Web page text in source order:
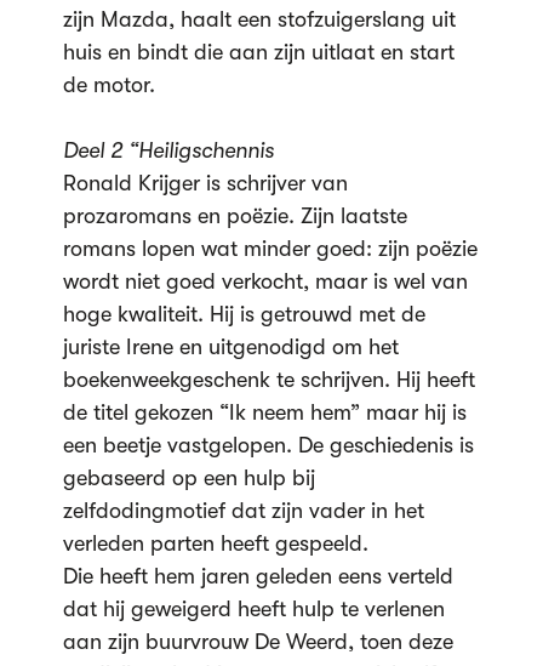
zijn Mazda, haalt een stofzuigerslang uit
huis en bindt die aan zijn uitlaat en start
de motor.
Deel 2 “Heiligschennis
Ronald Krijger is schrijver van
prozaromans en poëzie. Zijn laatste
romans lopen wat minder goed: zijn poëzie
wordt niet goed verkocht, maar is wel van
hoge kwaliteit. Hij is getrouwd met de
juriste Irene en uitgenodigd om het
boekenweekgeschenk te schrijven. Hij heeft
de titel gekozen “Ik neem hem” maar hij is
een beetje vastgelopen. De geschiedenis is
gebaseerd op een hulp bij
zelfdodingmotief dat zijn vader in het
verleden parten heeft gespeeld.
Die heeft hem jaren geleden eens verteld
dat hij geweigerd heeft hulp te verlenen
aan zijn buurvrouw De Weerd, toen deze